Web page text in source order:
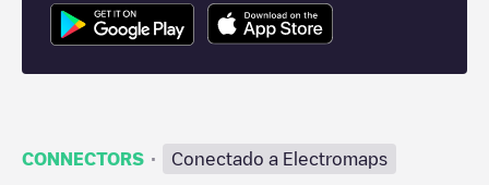
CONNECTORS · Conectado a Electromaps